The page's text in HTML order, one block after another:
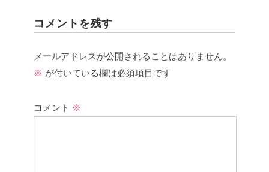
コメントを残す
メールアドレスが公開されることはありません。
※ が付いている欄は必須項目です
コメント ※